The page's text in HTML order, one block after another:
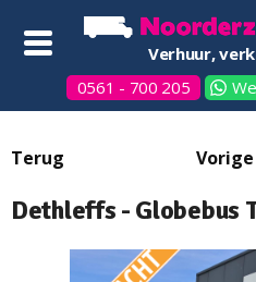
Verhuur,
0561 - 700 205
Dethleffs - Globebus